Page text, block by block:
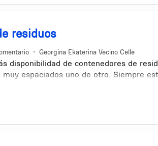
residuos
• Georgina Ekaterina Vecino Celle
disponibilidad de contenedores de
muy espaciados uno de otro. Siempre
que hay que caminar